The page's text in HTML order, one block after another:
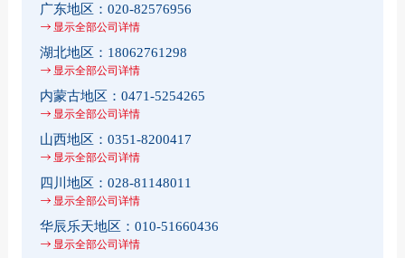
广东地区： 020-82576956
显示全部公司详情
湖北地区： 18062761298
显示全部公司详情
内蒙古地区： 0471-5254265
显示全部公司详情
山西地区： 0351-8200417
显示全部公司详情
四川地区： 028-81148011
显示全部公司详情
华辰乐天地区： 010-51660436
显示全部公司详情